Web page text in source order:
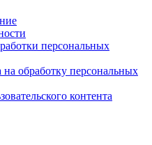
персональных
на обработку персональных
контента